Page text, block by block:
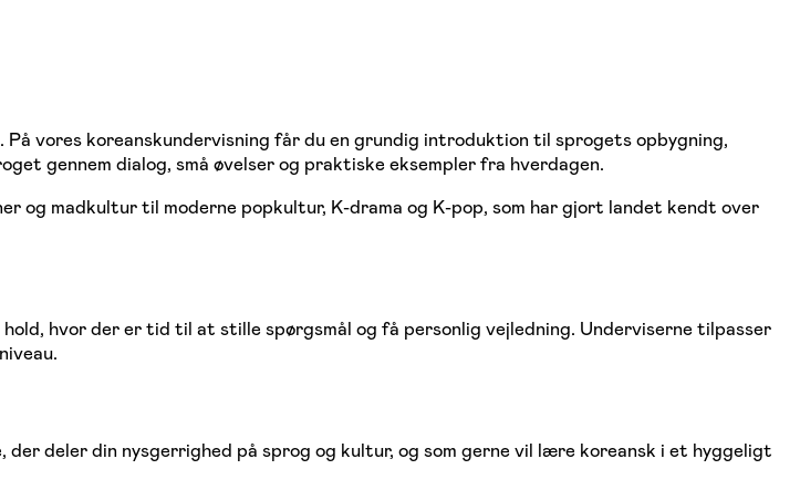
vores koreanskundervisning får du en grundig introduktion til sprogets opbygning,
gennem dialog, små øvelser og praktiske eksempler fra hverdagen.
madkultur til moderne popkultur, K-drama og K-pop, som har gjort landet kendt over
hvor der er tid til at stille spørgsmål og få personlig vejledning. Underviserne tilpasser
der deler din nysgerrighed på sprog og kultur, og som gerne vil lære koreansk i et hyggeligt